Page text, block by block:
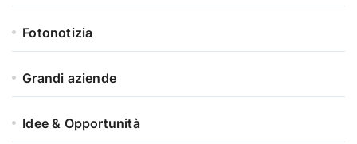
Fotonotizia
Grandi aziende
Idee & Opportunità